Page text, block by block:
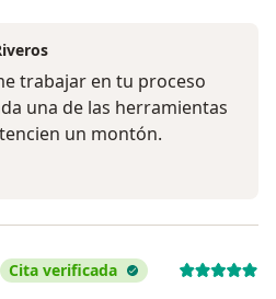
trabajar en tu proceso
una de las herramientas
un montón.
Cita verificada